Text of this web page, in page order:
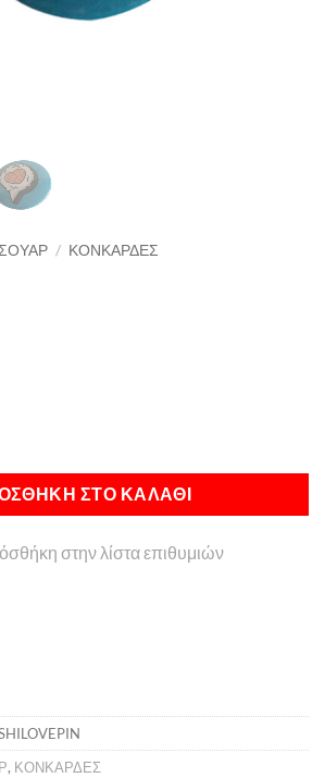
/ ΚΟΝΚΑΡΔΕΣ
ΣΤΟ ΚΑΛΆΘΙ
στην λίστα επιθυμιών
, ΚΟΝΚΑΡΔΕΣ